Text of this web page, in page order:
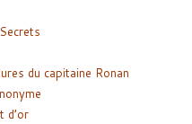
du capitaine Ronan
d’or